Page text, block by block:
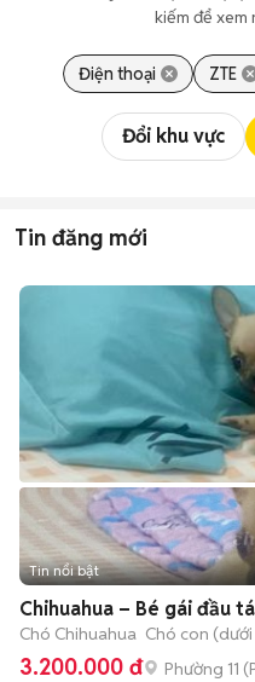
kiếm để xem
Điện thoại ZTE
Đổi khu vực
Tin đăng mới
Tin nổi bật
Chihuahua – Bé gái đầu
Chó Chihuahua Chó con
3.200.000 đ Phường 11 (